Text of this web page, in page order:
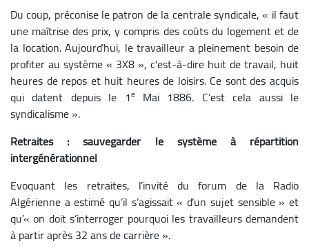
Du coup, préconise le patron de la centrale syndicale, « il faut
une maîtrise des prix, y compris des coûts du logement et de
la location. Aujourd’hui, le travailleur a pleinement besoin de
profiter au système « 3X8 », c'est-à-dire huit de travail, huit
heures de repos et huit heures de loisirs. Ce sont des acquis
qui datent depuis le 1eMai 1886. C’est cela aussi le
syndicalisme ».
Retraites : sauvegarder le système à répartition
intergénérationnel
Evoquant les retraites, l’invité du forum de la Radio
Algérienne a estimé qu’il s’agissait « d’un sujet sensible » et
qu’« on doit s’interroger pourquoi les travailleurs demandent
à partir après 32 ans de carrière ».